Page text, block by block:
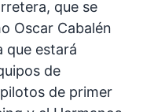
que se
Oscar Cabalén
que estará
de
de primer